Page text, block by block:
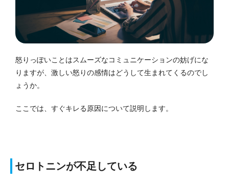
怒りっぽいことはスムーズなコミュニケーションの妨げにな
りますが、激しい怒りの感情はどうして生まれてくるのでし
ょうか。
ここでは、すぐキレる原因について説明します。
セロトニンが不足している